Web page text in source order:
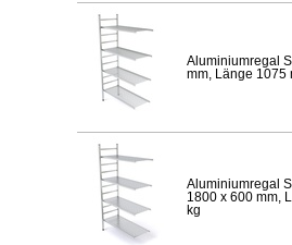
Aluminiumregal
mm, Länge 1075
Aluminiumregal
1800 x 600 mm,
kg